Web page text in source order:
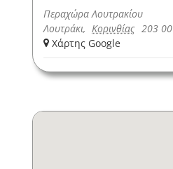
Περαχώρα Λουτρακίου
Λουτράκι, Κορινθίας 203 00
+ Χάρτης Google